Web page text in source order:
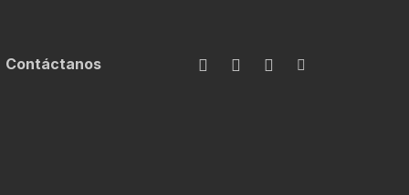
Contáctanos facebookyoutubeinstagram
tiktok